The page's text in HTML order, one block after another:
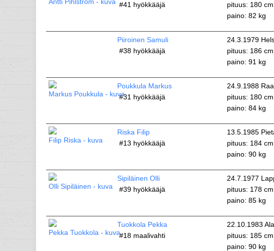
#41 hyökkääjä
pituus: 180 cm
paino: 82 kg
Piiroinen Samuli
#38hyökkääjä
24.3.1979
pituus: 186 cm
paino: 91 kg
Poukkula Markus
#31 hyökkääjä
24.9.1988
pituus: 180 cm
paino: 84 kg
Riska Filip
#13 hyökkääjä
13.5.1985
pituus: 184 cm
paino: 90 kg
Sipiläinen Olli
#39hyökkääjä
24.7.1977
pituus: 178 cm
paino: 85 kg
Tuokkola Pekka
#18maalivahti
22.10.1983
pituus: 185 cm
paino: 90 kg